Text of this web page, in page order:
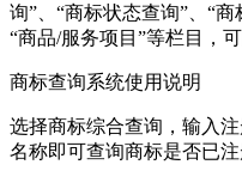
询”、“商标状态查询”、“商
“商品/服务项目”等栏目，可
商标查询系统使用说明
选择商标综合查询，输入
名称即可查询商标是否已